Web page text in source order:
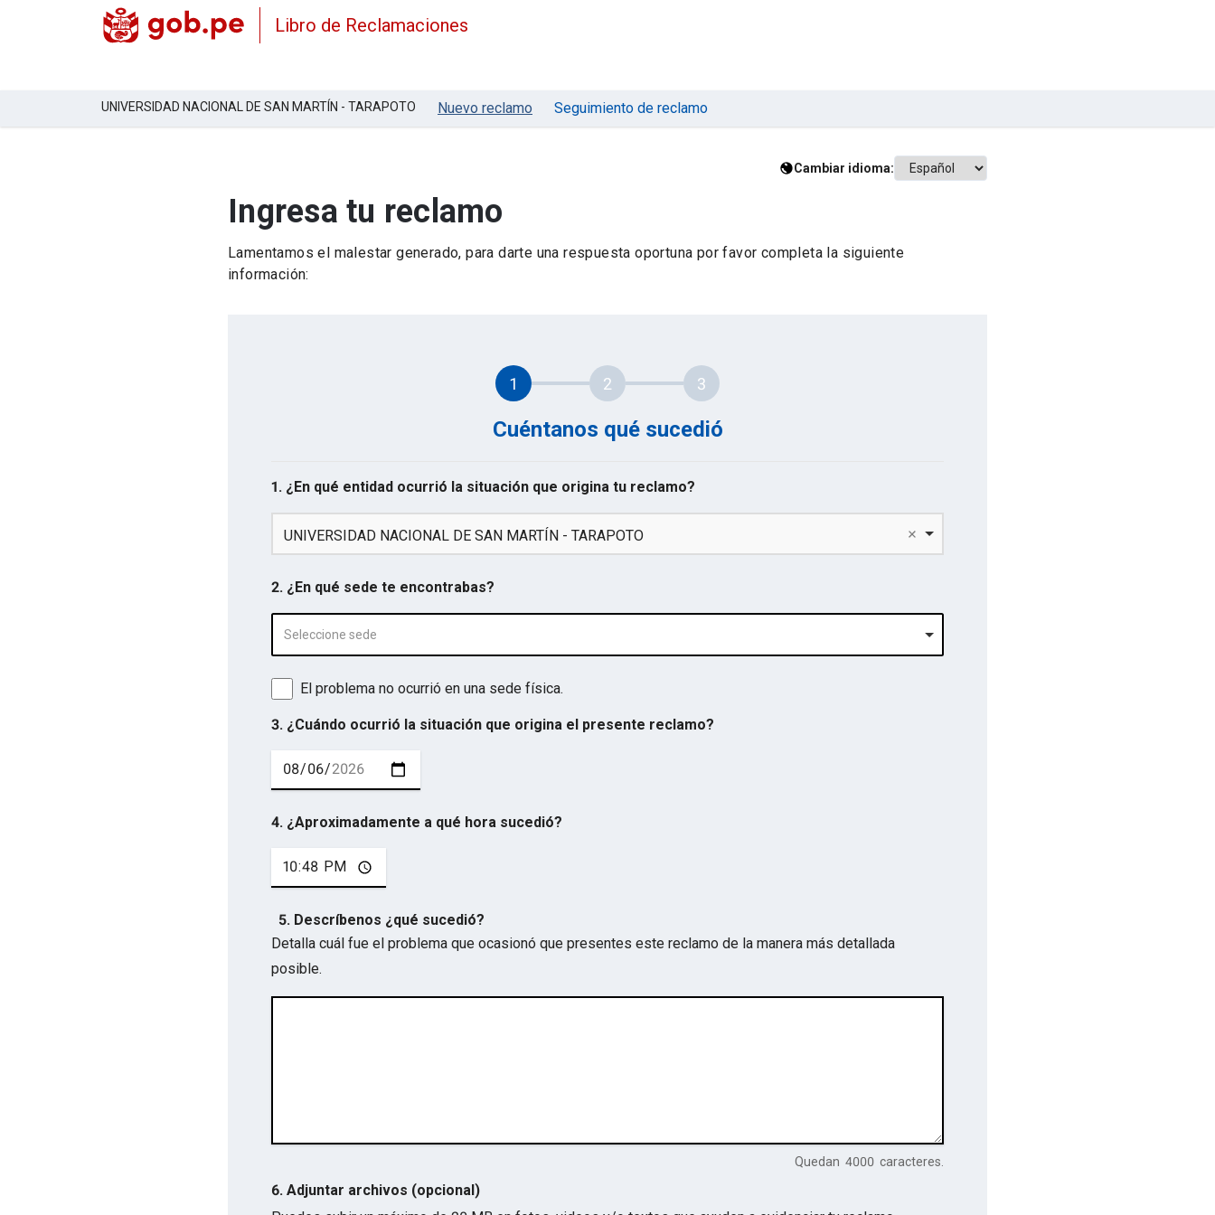
Libro de Reclamaciones
UNIVERSIDAD NACIONAL DE SAN MARTÍ­N - TARAPOTO Nuevo reclamo Seguimiento de reclamo
Cambiar idioma:
Ingresa tu reclamo
Lamentamos el malestar generado, para darte una respuesta oportuna por favor completa la siguiente
información:
1 2 3
Cuéntanos qué sucedió
1. ¿En qué entidad ocurrió la situación que origina tu reclamo?
UNIVERSIDAD NACIONAL DE SAN MARTÍ­N - TARAPOTO
2. ¿En qué sede te encontrabas?
Seleccione sede
El problema no ocurrió en una sede física.
3. ¿Cuándo ocurrió la situación que origina el presente reclamo?
4. ¿Aproximadamente a qué hora sucedió?
5. Descríbenos ¿qué sucedió?
Detalla cuál fue el problema que ocasionó que presentes este reclamo de la manera más detallada
posible.
Quedan 4000 caracteres.
6. Adjuntar archivos (opcional)